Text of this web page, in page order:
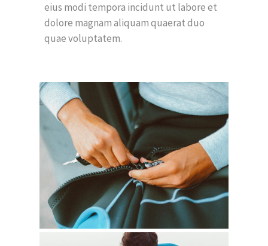
eius modi tempora incidunt ut labore et
dolore magnam aliquam quaerat duo
quae voluptatem.